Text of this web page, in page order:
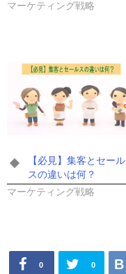
マーケティング戦略
【必見】集客とセール
スの違いは何？
マーケティング戦略
0 0